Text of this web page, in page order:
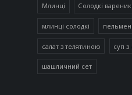
Млинці Солодкі
млинці солодкі пельмені
салат з телятиною суп
шашличний сет